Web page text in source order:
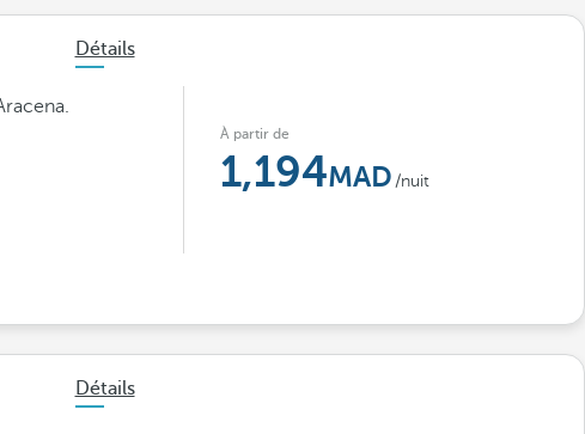
Détails
À partir de
1,194 /nuit
Détails